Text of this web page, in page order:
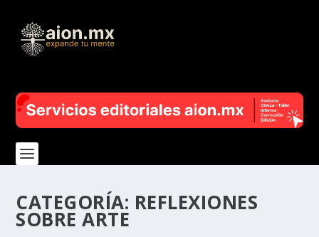
CATEGORÍA: REFLEXIONES
SOBRE ARTE